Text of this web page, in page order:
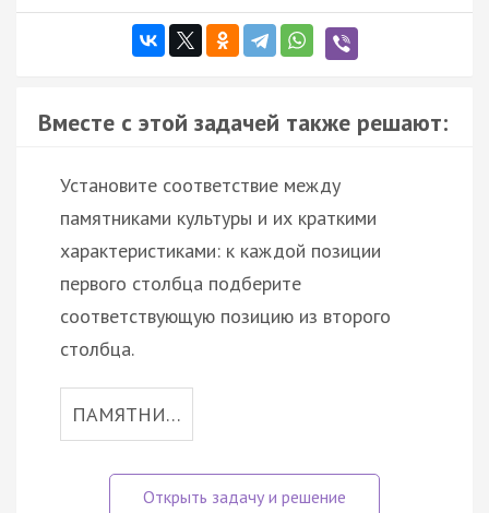
Вместе с этой задачей также решают:
Установите соответствие между
памятниками культуры и их краткими
характеристиками: к каждой позиции
первого столбца подберите
соответствующую позицию из второго
столбца.
ПАМЯТНИ…